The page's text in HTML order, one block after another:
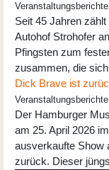
Veranstaltungsberichte
Seit 45 Jahren
Autohof Strohofer
Pfingsten zum
zusammen, die
Dick Brave ist
Veranstaltungsberichte
Der Hamburger
am 25. April 2026
ausverkaufte Show
zurück. Dieser